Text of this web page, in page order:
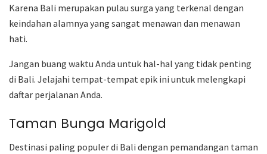
Karena Bali merupakan pulau surga yang terkenal dengan
keindahan alamnya yang sangat menawan dan menawan
hati.
Jangan buang waktu Anda untuk hal-hal yang tidak penting
di Bali. Jelajahi tempat-tempat epik ini untuk melengkapi
daftar perjalanan Anda.
Taman Bunga Marigold
Destinasi paling populer di Bali dengan pemandangan taman